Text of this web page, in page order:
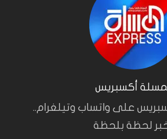
أكسبريس
على واتساب وتيلغرام..
لحظة بلحظة